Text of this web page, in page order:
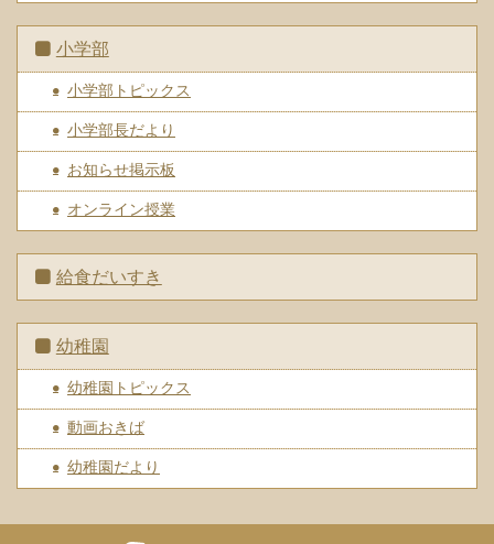
小学部
小学部トピックス
小学部長だより
お知らせ掲示板
オンライン授業
給食だいすき
幼稚園
幼稚園トピックス
動画おきば
幼稚園だより